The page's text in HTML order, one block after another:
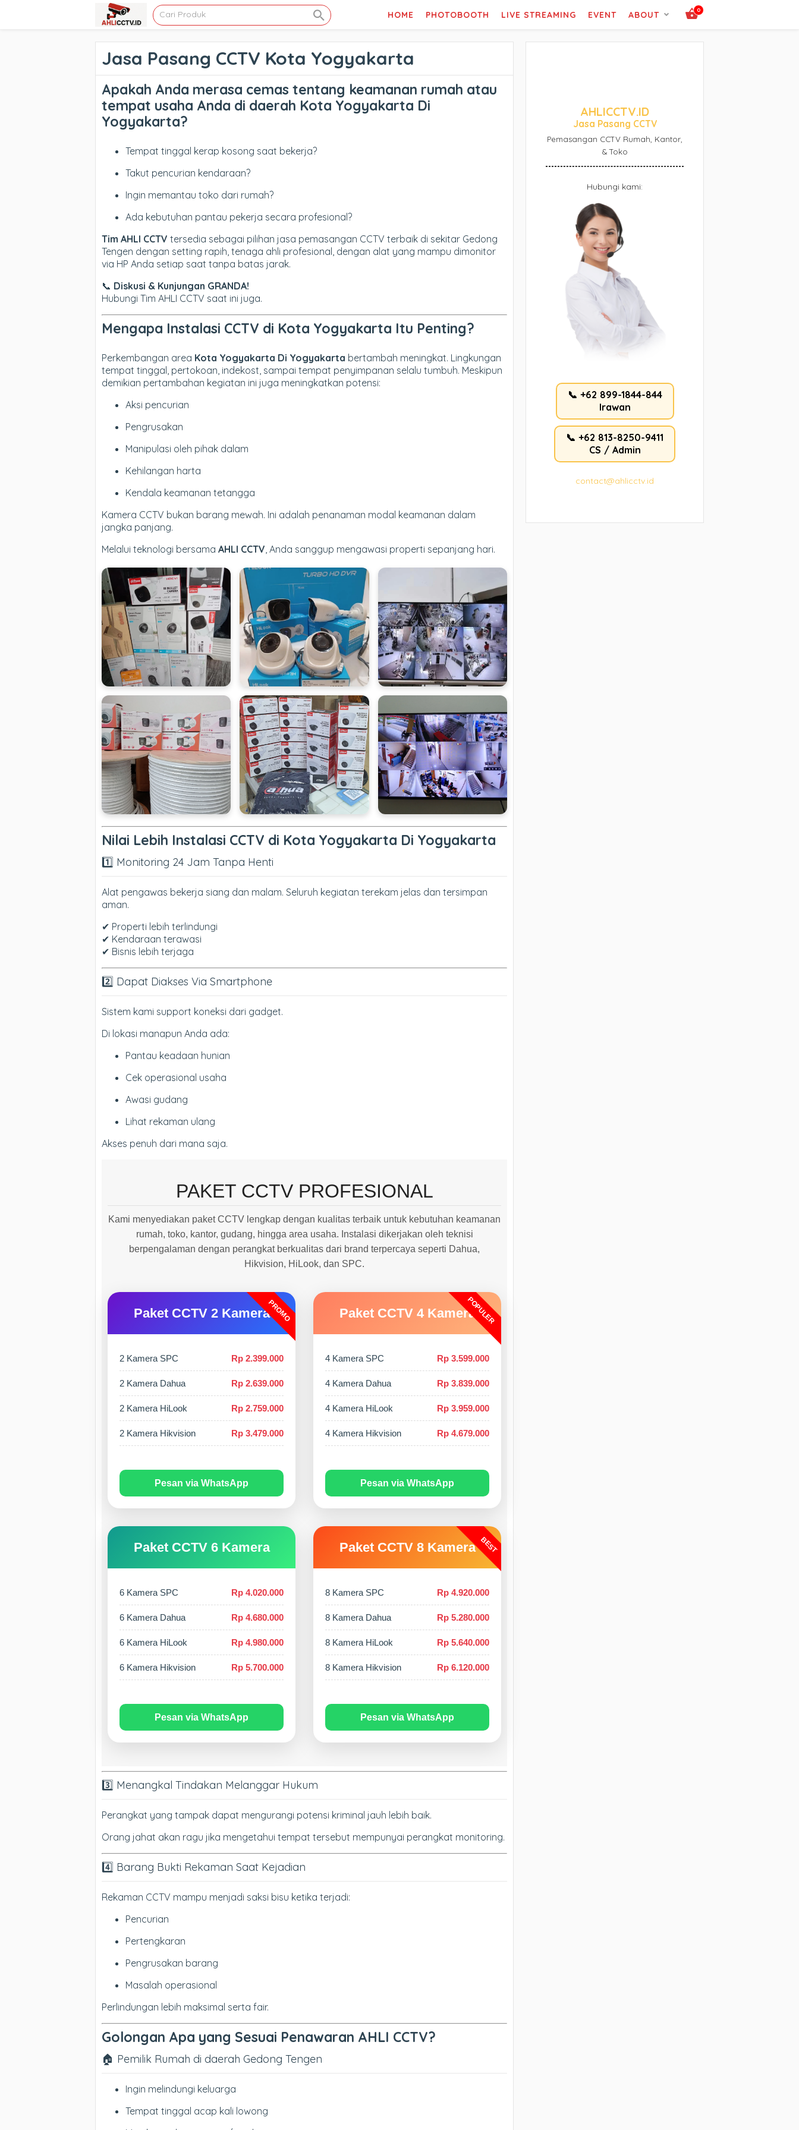
0
HOME PHOTOBOOTH LIVE STREAMING EVENT ABOUT
Jasa Pasang CCTV Kota Yogyakarta
Apakah Anda merasa cemas tentang keamanan rumah atau
tempat usaha Anda di daerah Kota Yogyakarta Di
Yogyakarta?
Tempat tinggal kerap kosong saat bekerja?
Takut pencurian kendaraan?
Ingin memantau toko dari rumah?
Ada kebutuhan pantau pekerja secara profesional?
Tim AHLI CCTV tersedia sebagai pilihan jasa pemasangan CCTV terbaik di sekitar Gedong
Tengen dengan setting rapih, tenaga ahli profesional, dengan alat yang mampu dimonitor
via HP Anda setiap saat tanpa batas jarak.
📞 Diskusi & Kunjungan GRANDA!
Hubungi Tim AHLI CCTV saat ini juga.
Mengapa Instalasi CCTV di Kota Yogyakarta Itu Penting?
Perkembangan area Kota Yogyakarta Di Yogyakarta bertambah meningkat. Lingkungan
tempat tinggal, pertokoan, indekost, sampai tempat penyimpanan selalu tumbuh. Meskipun
demikian pertambahan kegiatan ini juga meningkatkan potensi:
Aksi pencurian
Pengrusakan
Manipulasi oleh pihak dalam
Kehilangan harta
Kendala keamanan tetangga
Kamera CCTV bukan barang mewah. Ini adalah penanaman modal keamanan dalam
jangka panjang.
Melalui teknologi bersama AHLI CCTV, Anda sanggup mengawasi properti sepanjang hari.
Nilai Lebih Instalasi CCTV di Kota Yogyakarta Di Yogyakarta
1️⃣ Monitoring 24 Jam Tanpa Henti
Alat pengawas bekerja siang dan malam. Seluruh kegiatan terekam jelas dan tersimpan
aman.
✔ Properti lebih terlindungi
✔ Kendaraan terawasi
✔ Bisnis lebih terjaga
2️⃣ Dapat Diakses Via Smartphone
Sistem kami support koneksi dari gadget.
Di lokasi manapun Anda ada:
Pantau keadaan hunian
Cek operasional usaha
Awasi gudang
Lihat rekaman ulang
Akses penuh dari mana saja.
PAKET CCTV PROFESIONAL
Kami menyediakan paket CCTV lengkap dengan kualitas terbaik untuk kebutuhan keamanan
rumah, toko, kantor, gudang, hingga area usaha. Instalasi dikerjakan oleh teknisi
berpengalaman dengan perangkat berkualitas dari brand terpercaya seperti Dahua,
Hikvision, HiLook, dan SPC.
PROMO
Paket CCTV 2 Kamera
2 Kamera SPC Rp 2.399.000
2 Kamera Dahua Rp 2.639.000
2 Kamera HiLook Rp 2.759.000
2 Kamera Hikvision Rp 3.479.000
Pesan via WhatsApp
POPULER
Paket CCTV 4 Kamera
4 Kamera SPC Rp 3.599.000
4 Kamera Dahua Rp 3.839.000
4 Kamera HiLook Rp 3.959.000
4 Kamera Hikvision Rp 4.679.000
Pesan via WhatsApp
Paket CCTV 6 Kamera
6 Kamera SPC Rp 4.020.000
6 Kamera Dahua Rp 4.680.000
6 Kamera HiLook Rp 4.980.000
6 Kamera Hikvision Rp 5.700.000
Pesan via WhatsApp
BEST
Paket CCTV 8 Kamera
8 Kamera SPC Rp 4.920.000
8 Kamera Dahua Rp 5.280.000
8 Kamera HiLook Rp 5.640.000
8 Kamera Hikvision Rp 6.120.000
Pesan via WhatsApp
3️⃣ Menangkal Tindakan Melanggar Hukum
Perangkat yang tampak dapat mengurangi potensi kriminal jauh lebih baik.
Orang jahat akan ragu jika mengetahui tempat tersebut mempunyai perangkat monitoring.
4️⃣ Barang Bukti Rekaman Saat Kejadian
Rekaman CCTV mampu menjadi saksi bisu ketika terjadi:
Pencurian
Pertengkaran
Pengrusakan barang
Masalah operasional
Perlindungan lebih maksimal serta fair.
Golongan Apa yang Sesuai Penawaran AHLI CCTV?
🏠 Pemilik Rumah di daerah Gedong Tengen
Ingin melindungi keluarga
Tempat tinggal acap kali lowong
AHLICCTV.ID
Jasa Pasang CCTV
Pemasangan CCTV Rumah, Kantor,
& Toko
Hubungi kami:
📞 +62 899-1844-844
Irawan
📞 +62 813-8250-9411
CS / Admin
contact@ahlicctv.id